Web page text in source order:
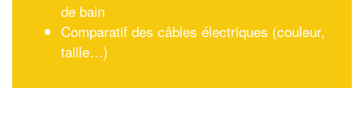
de bain
Comparatif des câbles électriques (couleur,
taille…)